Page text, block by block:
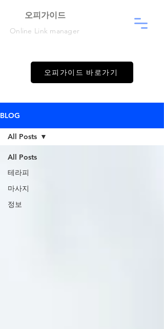
​오피가이드
Online Link manager
오피가이드 바로가기
BLOG
All Posts
테라피
마사지
정보
All Posts